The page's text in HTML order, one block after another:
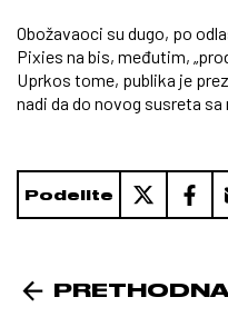
Obožavaoci su dugo, po
Pixies na bis, međutim,
Uprkos tome, publika je
nadi da do novog susreta
Podelite